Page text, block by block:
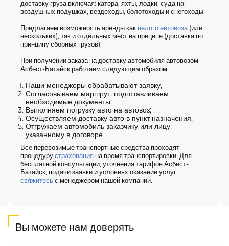
доставку груза включая: катера, яхты, лодки, суда на
воздушных подушках, вездеходы, болотоходы и снегоходы.
Предлагаем возможность аренды как целого автовоза(или
нескольких), так и отдельных мест на прицепе (доставка по
принципу сборных грузов).
При получении заказа на доставку автомобиля автовозом
Асбест-Батайск работаем следующим образом:
Наши менеджеры обрабатывают заявку;
Согласовываем маршрут, подготавливаем
необходимые документы;
Выполняем погрузку авто на автовоз;
Осуществляем доставку авто в пункт назначения;
Отгружаем автомобиль заказчику или лицу,
указанному в договоре.
Все перевозимые транспортные средства проходят
процедуру страхования на время транспортировки. Для
бесплатной консультации, уточнения тарифов Асбест-
Батайск, подачи заявки и условиях оказание услуг,
свяжитесь с менеджером нашей компании.
Вы можете нам доверять